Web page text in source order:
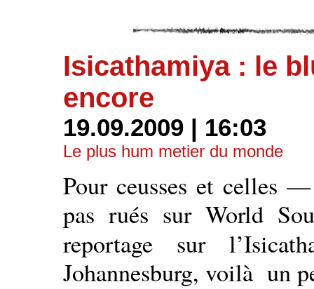
Isicathamiya : le
encore
19.09.2009 | 16:03
Le plus hum metier du monde
Pour ceusses et celles
pas rués sur World
reportage sur
Johannesburg, voilà un